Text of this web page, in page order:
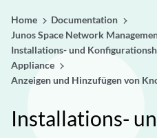
Home
Documentation
Junos Space Network
Installations- und
Appliance
Anzeigen und Hinzufügen von
Installations-